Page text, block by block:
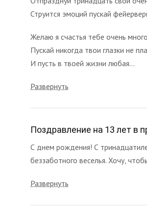
Струится эмоций пускай
Желаю я счастья тебе очень
Пускай никогда твои глазки не
И пусть в твоей жизни любая...
Развернуть
Поздравление на 13 лет в
С днем рождения! С
беззаботного веселья. Хочу,
Развернуть